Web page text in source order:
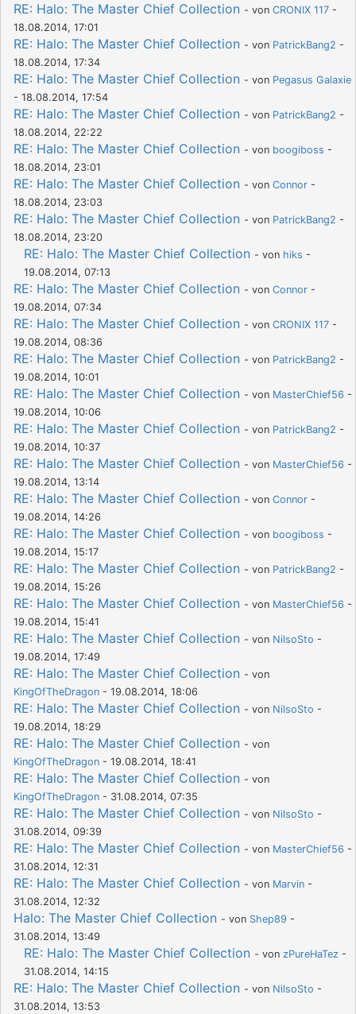
RE: Halo: The Master Chief Collection - von CRONIX 117 -
18.08.2014, 17:01
RE: Halo: The Master Chief Collection - von PatrickBang2 -
18.08.2014, 17:34
RE: Halo: The Master Chief Collection - von Pegasus Galaxie
- 18.08.2014, 17:54
RE: Halo: The Master Chief Collection - von PatrickBang2 -
18.08.2014, 22:22
RE: Halo: The Master Chief Collection - von boogiboss -
18.08.2014, 23:01
RE: Halo: The Master Chief Collection - von Connor -
18.08.2014, 23:03
RE: Halo: The Master Chief Collection - von PatrickBang2 -
18.08.2014, 23:20
RE: Halo: The Master Chief Collection - von hiks -
19.08.2014, 07:13
RE: Halo: The Master Chief Collection - von Connor -
19.08.2014, 07:34
RE: Halo: The Master Chief Collection - von CRONIX 117 -
19.08.2014, 08:36
RE: Halo: The Master Chief Collection - von PatrickBang2 -
19.08.2014, 10:01
RE: Halo: The Master Chief Collection - von MasterChief56 -
19.08.2014, 10:06
RE: Halo: The Master Chief Collection - von PatrickBang2 -
19.08.2014, 10:37
RE: Halo: The Master Chief Collection - von MasterChief56 -
19.08.2014, 13:14
RE: Halo: The Master Chief Collection - von Connor -
19.08.2014, 14:26
RE: Halo: The Master Chief Collection - von boogiboss -
19.08.2014, 15:17
RE: Halo: The Master Chief Collection - von PatrickBang2 -
19.08.2014, 15:26
RE: Halo: The Master Chief Collection - von MasterChief56 -
19.08.2014, 15:41
RE: Halo: The Master Chief Collection - von NilsoSto -
19.08.2014, 17:49
RE: Halo: The Master Chief Collection - von
KingOfTheDragon - 19.08.2014, 18:06
RE: Halo: The Master Chief Collection - von NilsoSto -
19.08.2014, 18:29
RE: Halo: The Master Chief Collection - von
KingOfTheDragon - 19.08.2014, 18:41
RE: Halo: The Master Chief Collection - von
KingOfTheDragon - 31.08.2014, 07:35
RE: Halo: The Master Chief Collection - von NilsoSto -
31.08.2014, 09:39
RE: Halo: The Master Chief Collection - von MasterChief56 -
31.08.2014, 12:31
RE: Halo: The Master Chief Collection - von Marvin -
31.08.2014, 12:32
Halo: The Master Chief Collection - von Shep89 -
31.08.2014, 13:49
RE: Halo: The Master Chief Collection - von zPureHaTez -
31.08.2014, 14:15
RE: Halo: The Master Chief Collection - von NilsoSto -
31.08.2014, 13:53